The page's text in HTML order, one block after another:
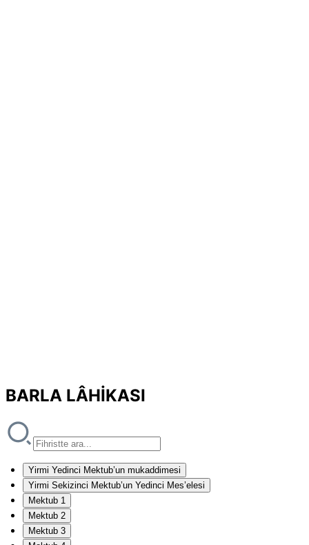
BARLA LÂHİKASI
Yirmi Yedinci Mektub’un mukaddimesi
Yirmi Sekizinci Mektub’un Yedinci Mes’elesi
Mektub 1
Mektub 2
Mektub 3